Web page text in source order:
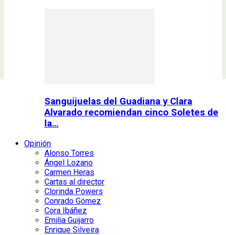
Sanguijuelas del Guadiana y Clara
Alvarado recomiendan cinco Soletes de
la…
Opinión
Alonso Torres
Ángel Lozano
Carmen Heras
Cartas al director
Clorinda Powers
Conrado Gómez
Cora Ibáñez
Emilia Guijarro
Enrique Silveira